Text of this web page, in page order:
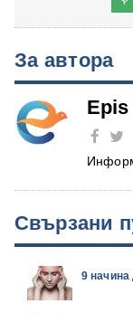
За автора
Epis
Свързани
9 начина